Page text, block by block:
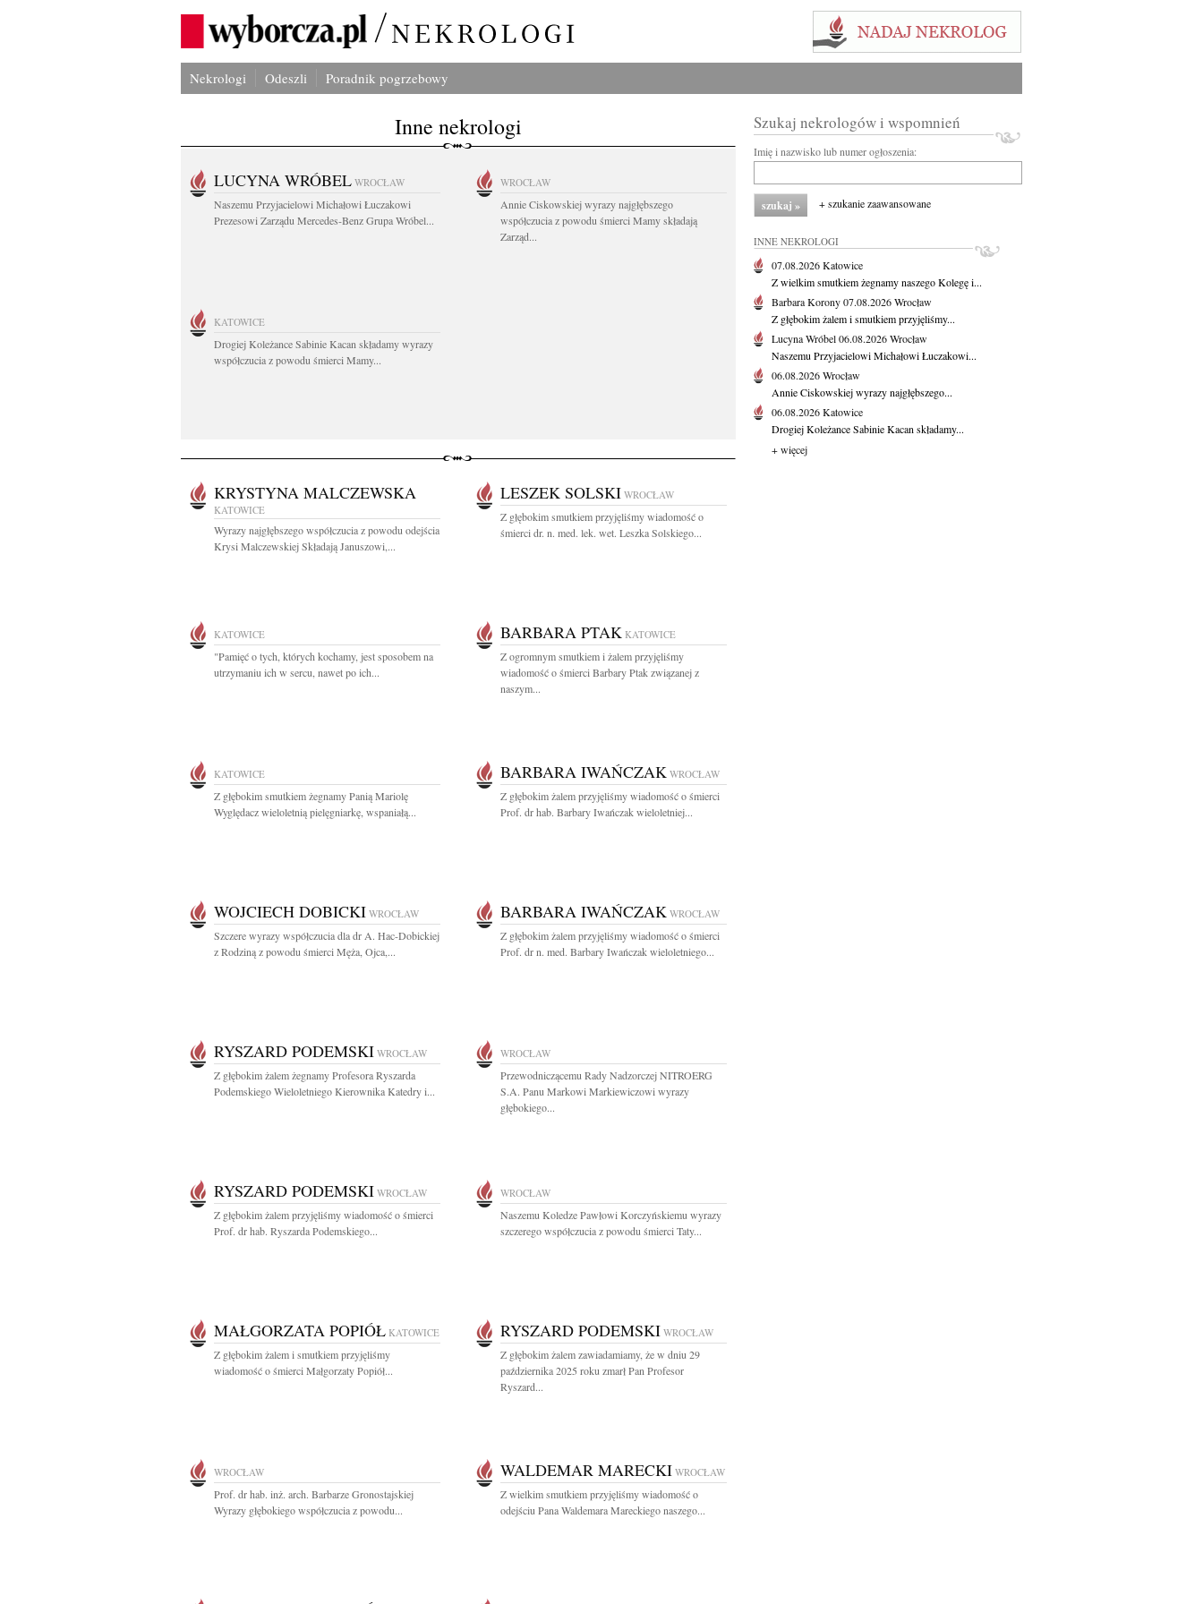
Nekrologi Odeszli Poradnik pogrzebowy
Inne nekrologi
LUCYNA WRÓBEL WROCŁAW
Naszemu Przyjacielowi Michałowi Łuczakowi
Prezesowi Zarządu Mercedes-Benz Grupa Wróbel...
WROCŁAW
Annie Ciskowskiej wyrazy najgłębszego
współczucia z powodu śmierci Mamy składają
Zarząd...
KATOWICE
Drogiej Koleżance Sabinie Kacan składamy wyrazy
współczucia z powodu śmierci Mamy...
KRYSTYNA MALCZEWSKA
KATOWICE
Wyrazy najgłębszego współczucia z powodu odejścia
Krysi Malczewskiej Składają Januszowi,...
LESZEK SOLSKI WROCŁAW
Z głębokim smutkiem przyjęliśmy wiadomość o
śmierci dr. n. med. lek. wet. Leszka Solskiego...
KATOWICE
"Pamięć o tych, których kochamy, jest sposobem na
utrzymaniu ich w sercu, nawet po ich...
BARBARA PTAK KATOWICE
Z ogromnym smutkiem i żalem przyjęliśmy
wiadomość o śmierci Barbary Ptak związanej z
naszym...
KATOWICE
Z głębokim smutkiem żegnamy Panią Mariolę
Wyględacz wieloletnią pielęgniarkę, wspaniałą...
BARBARA IWAŃCZAK WROCŁAW
Z głębokim żalem przyjęliśmy wiadomość o śmierci
Prof. dr hab. Barbary Iwańczak wieloletniej...
WOJCIECH DOBICKI WROCŁAW
Szczere wyrazy współczucia dla dr A. Hac-Dobickiej
z Rodziną z powodu śmierci Męża, Ojca,...
BARBARA IWAŃCZAK WROCŁAW
Z głębokim żalem przyjęliśmy wiadomość o śmierci
Prof. dr n. med. Barbary Iwańczak wieloletniego...
RYSZARD PODEMSKI WROCŁAW
Z głębokim żalem żegnamy Profesora Ryszarda
Podemskiego Wieloletniego Kierownika Katedry i...
WROCŁAW
Przewodniczącemu Rady Nadzorczej NITROERG
S.A. Panu Markowi Markiewiczowi wyrazy
głębokiego...
RYSZARD PODEMSKI WROCŁAW
Z głębokim żalem przyjęliśmy wiadomość o śmierci
Prof. dr hab. Ryszarda Podemskiego...
WROCŁAW
Naszemu Koledze Pawłowi Korczyńskiemu wyrazy
szczerego współczucia z powodu śmierci Taty...
MAŁGORZATA POPIÓŁ KATOWICE
Z głębokim żalem i smutkiem przyjęliśmy
wiadomość o śmierci Małgorzaty Popiół...
RYSZARD PODEMSKI WROCŁAW
Z głębokim żalem zawiadamiamy, że w dniu 29
października 2025 roku zmarł Pan Profesor
Ryszard...
WROCŁAW
Prof. dr hab. inż. arch. Barbarze Gronostajskiej
Wyrazy głębokiego współczucia z powodu...
WALDEMAR MARECKI WROCŁAW
Z wielkim smutkiem przyjęliśmy wiadomość o
odejściu Pana Waldemara Mareckiego naszego...
Szukaj nekrologów i wspomnień
Imię i nazwisko lub numer ogłoszenia:
+ szukanie zaawansowane
INNE NEKROLOGI
07.08.2026Katowice
Z wielkim smutkiem żegnamy naszego Kolegę i...
Barbara Korony07.08.2026Wrocław
Z głębokim żalem i smutkiem przyjęliśmy...
Lucyna Wróbel06.08.2026Wrocław
Naszemu Przyjacielowi Michałowi Łuczakowi...
06.08.2026Wrocław
Annie Ciskowskiej wyrazy najgłębszego...
06.08.2026Katowice
Drogiej Koleżance Sabinie Kacan składamy...
+ więcej